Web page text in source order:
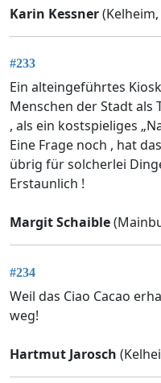
Karin Kessner
#233
Ein alteingeführtes
Menschen der Stadt
, als ein kostspieliges
Eine Frage noch , hat
übrig für solcherlei
Erstaunlich !
Margit Schaible
#234
Weil das Ciao Cacao
weg!
Hartmut Jarosch